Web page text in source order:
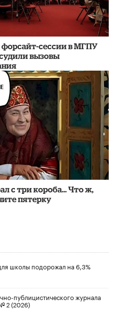
форсайт-сессии в МГПУ
вызовы
с три короба… Что ж,
пятерку
школы подорожал на 6,3%
публицистического журнала
2 (2026)